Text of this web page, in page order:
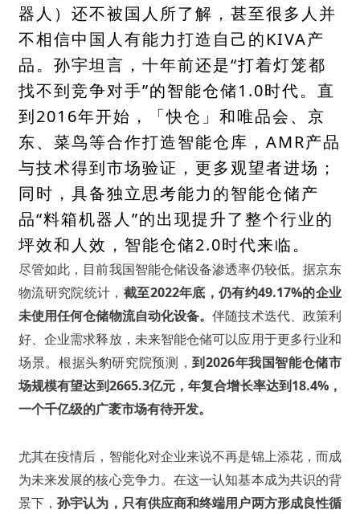
器人）还不被国人所了解，甚至很多人并
不相信中国人有能力打造自己的KIVA产
品。孙宇坦言，十年前还是“打着灯笼都
找不到竞争对手”的智能仓储1.0时代。直
到2016年开始，「快仓」和唯品会、京
东、菜鸟等合作打造智能仓库，AMR产品
与技术得到市场验证，更多观望者进场；
同时，具备独立思考能力的智能仓储产
品“料箱机器人”的出现提升了整个行业的
坪效和人效，智能仓储2.0时代来临。
尽管如此，目前我国智能仓储设备渗透率仍较低。据京东
物流研究院统计， 截至2022年底，仍有约49.17%的企业
未使用任何仓储物流自动化设备。伴随技术迭代、政策利
好、企业需求释放，未来智能仓储可以应用于更多行业和
场景。根据头豹研究院预测，到2026年我国智能仓储市
场规模有望达到2665.3亿元，年复合增长率达到18.4%，
一个千亿级的广袤市场有待开发。
尤其在疫情后，智能化对企业来说不再是锦上添花，而成
为未来发展的核心竞争力。在这一认知基本成为共识的背
景下，孙宇认为，只有供应商和终端用户两方形成良性循